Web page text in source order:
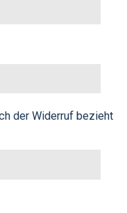
der Widerruf bezieht